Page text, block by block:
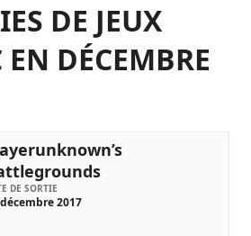
DE JEUX
DÉCEMBRE
DE SORTIE
2017